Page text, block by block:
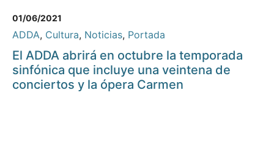
01/06/2021
ADDA, Cultura, Noticias, Portada
El ADDA abrirá en octubre la temporada
sinfónica que incluye una veintena de
conciertos y la ópera Carmen